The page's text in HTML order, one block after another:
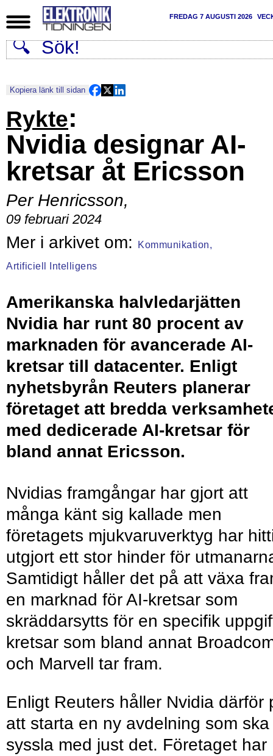
FREDAG 7 AUGUSTI 2026
Kopiera länk till sidan
Rykte:
Nvidia designar AI-
kretsar åt Ericsson
Per Henricsson,
09 februari 2024
Kommunikation,
Artificiell Intelligens
Amerikanska halvledarjätten
Nvidia har runt 80 procent av
marknaden för avancerade AI-
kretsar till datacenter. Enligt
nyhetsbyrån Reuters planerar
företaget att bredda
med dedicerade AI-kretsar för
bland annat Ericsson.
Nvidias framgångar har gjort att
många känt sig kallade men
företagets mjukvaruverktyg har
utgjort ett stor hinder för
Samtidigt håller det på att växa
en marknad för AI-kretsar som
skräddarsytts för en specifik
kretsar som bland annat
och Marvell tar fram.
Enligt Reuters håller Nvidia därför
att starta en ny avdelning som ska
syssla med just det. Företaget har